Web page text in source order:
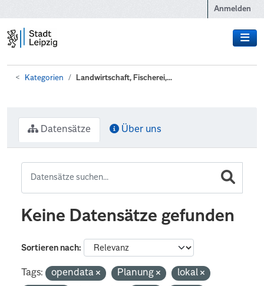
Anmelden
Kategorien Landwirtschaft, Fischerei,...
Datensätze Über uns
Keine Datensätze gefunden
Sortieren nach
Tags: opendata Planung
lokal